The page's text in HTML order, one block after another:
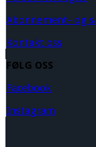
Abonnement- og
Kontakt oss
FØLG OSS
Facebook
Instagram